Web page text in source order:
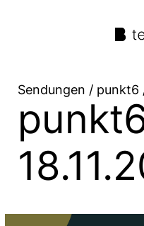
Sendungen
TV Programm
Sendungen / punkt6